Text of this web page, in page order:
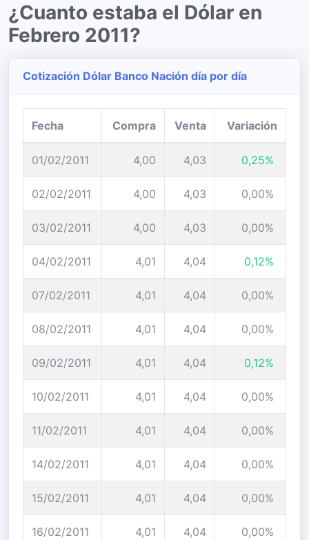
¿Cuanto estaba el Dólar en
Febrero 2011?
Cotización Dólar Banco Nación día por día
Fecha Compra Venta Variación
01/02/2011 4,00 4,03 0,25%
02/02/2011 4,00 4,03 0,00%
03/02/2011 4,00 4,03 0,00%
04/02/2011 4,01 4,04 0,12%
07/02/2011 4,01 4,04 0,00%
08/02/2011 4,01 4,04 0,00%
09/02/2011 4,01 4,04 0,12%
10/02/2011 4,01 4,04 0,00%
11/02/2011 4,01 4,04 0,00%
14/02/2011 4,01 4,04 0,00%
15/02/2011 4,01 4,04 0,00%
16/02/2011 4,01 4,04 0,00%